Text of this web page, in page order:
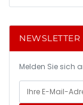
NEWSLETTER
Melden Sie sich